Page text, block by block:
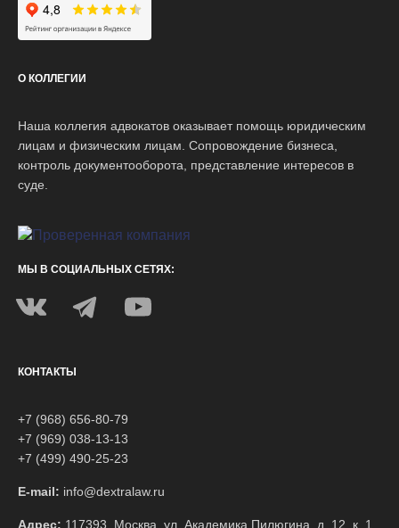
Наш рейтинг на Яндексе:
О КОЛЛЕГИИ
Наша коллегия адвокатов оказывает помощь юридическим
лицам и физическим лицам. Сопровождение бизнеса,
контроль документооборота, представление интересов в
суде.
МЫ В СОЦИАЛЬНЫХ СЕТЯХ:
КОНТАКТЫ
+7 (968) 656-80-79
+7 (969) 038-13-13
+7 (499) 490-25-23
E-mail: info@dextralaw.ru
Адрес: 117393, Москва, ул. Академика Пилюгина, д. 12, к. 1